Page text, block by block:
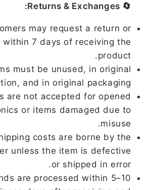
🔄 Returns & Exchanges:
may request a return or
within 7 days of receiving the
product.
must be unused, in original
and in original packaging.
are not accepted for opened
or items damaged due to
misuse.
costs are borne by the
unless the item is defective
or shipped in error.
are processed within 5–10